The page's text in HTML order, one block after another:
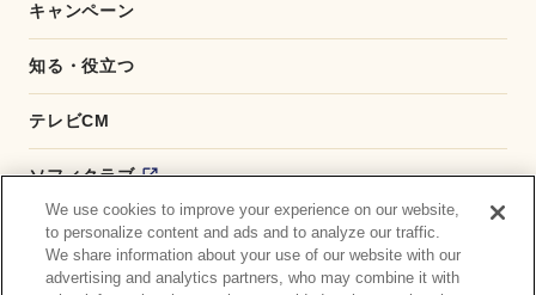
キャンペーン
知る・役立つ
テレビCM
ソフィクラブ
かんたん応募サービス
ダイレクトショップ
We use cookies to improve your experience on our website,
to personalize content and ads and to analyze our traffic.
We share information about your use of our website with our
advertising and analytics partners, who may combine it with